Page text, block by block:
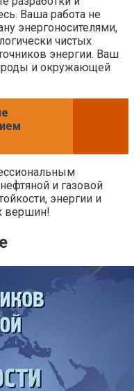
Ваша работа не
энергоносителями,
чистых
энергии. Ваш
и окружающей
и газовой
энергии и
вершин!